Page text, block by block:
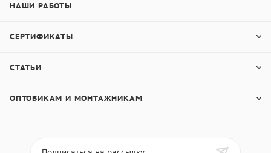
НАШИ РАБОТЫ
СЕРТИФИКАТЫ
СТАТЬИ
ОПТОВИКАМ И МОНТАЖНИКАМ